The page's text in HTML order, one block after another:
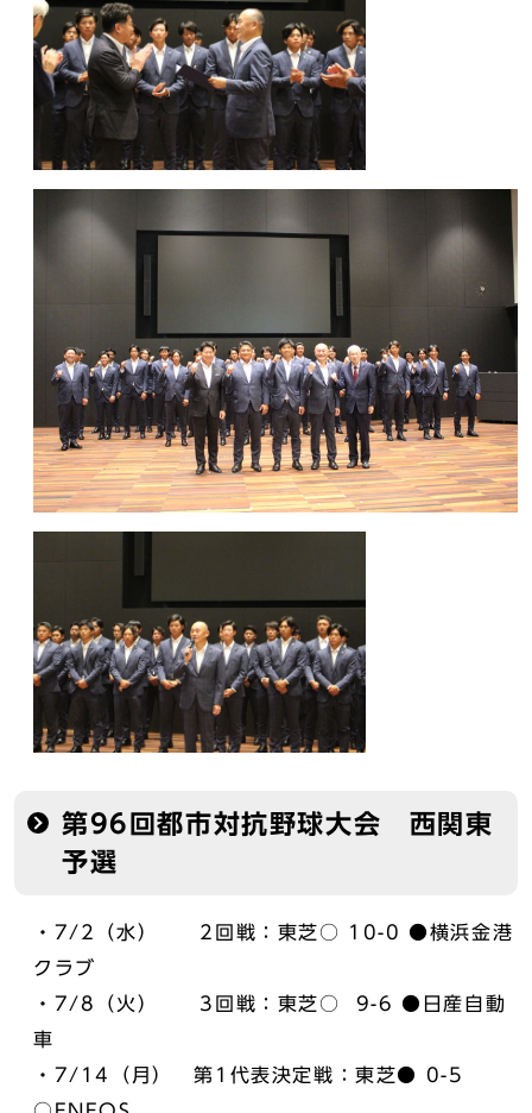
第96回都市対抗野球大会 西関東
予選
・7/2（水） 2回戦：東芝○ 10-0 ●横浜金港
クラブ
・7/8（火） 3回戦：東芝○ 9-6 ●日産自動
車
・7/14（月） 第1代表決定戦：東芝● 0-5